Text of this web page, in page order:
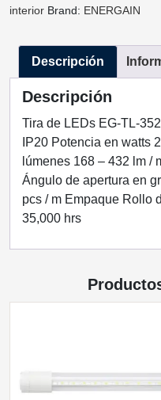
EG-
3528-
60LED
24W
LUZ
VERDE
IP20
ENERGAIN
cantidad
interior Brand: ENERGAIN
Descripción
Descripción
Tira de LEDs EG-TL-
IP20 Potencia en watts
lúmenes 168 – 432 lm /
Ángulo de apertura en
pcs / m Empaque Rollo
35,000 hrs